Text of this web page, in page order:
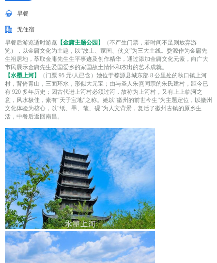
早餐
无住宿
早餐后游览适时游览 【金庸主题公园】
（不产生门票，若时间不足则放弃游
览），以金庸文化为主题，以“故土、家国、侠义”为三大主线。婺源作为金庸先
生祖居地，萃取金庸先生生平事迹及创作精华，通过添加金庸文化元素，向广大
市民展示金庸先生爱国爱乡的家国故土情怀和杰出的艺术成就。
【水墨上河】
（门票 95 元/人已含）她位于婺源县城东部 8 公里处的秋口镇上河
村，背倚青山，三面环水，形似大元宝；由与圣人朱熹同宗的朱氏建村，距今已
有 920 多年历史；因古代进上河村必须过河，故称为上河村，又有上上临河之
意，风水极佳，素有“天子宝地”之称。她以“徽州的前世今生”为主题定位，以徽州
文化体验为核心，以“纸、墨、笔、砚”为人文背景，复活了徽州古镇的原乡生
活，中餐后返回南昌。